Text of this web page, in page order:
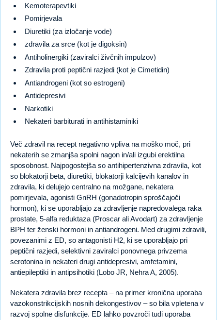
Kemoterapevtiki
Pomirjevala
Diuretiki (za izločanje vode)
zdravila za srce (kot je digoksin)
Antiholinergiki (zaviralci živčnih impulzov)
Zdravila proti peptični razjedi (kot je Cimetidin)
Antiandrogeni (kot so estrogeni)
Antidepresivi
Narkotiki
Nekateri barbiturati in antihistaminiki
Več zdravil na recept negativno vpliva na moško moč, pri
nekaterih se zmanjša spolni nagon in/ali izgubi erektilna
sposobnost. Najpogostejša so antihipertenzivna zdravila, kot
so blokatorji beta, diuretiki, blokatorji kalcijevih kanalov in
zdravila, ki delujejo centralno na možgane, nekatera
pomirjevala, agonisti GnRH (gonadotropin sproščajoči
hormon), ki se uporabljajo za zdravljenje napredovalega raka
prostate, 5-alfa reduktaza (Proscar ali Avodart) za zdravljenje
BPH ter ženski hormoni in antiandrogeni. Med drugimi zdravili,
povezanimi z ED, so antagonisti H2, ki se uporabljajo pri
peptični razjedi, selektivni zaviralci ponovnega privzema
serotonina in nekateri drugi antidepresivi, amfetamini,
antiepileptiki in antipsihotiki (Lobo JR, Nehra A, 2005).
Nekatera zdravila brez recepta – na primer kronična uporaba
vazokonstrikcijskih nosnih dekongestivov – so bila vpletena v
razvoj spolne disfunkcije. ED lahko povzroči tudi uporaba